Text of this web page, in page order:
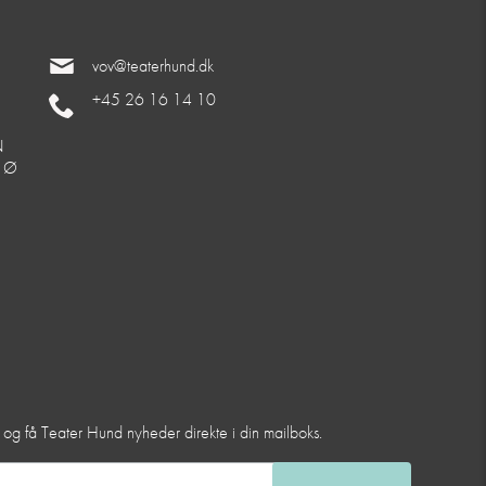
Ø
vov@teaterhund.dk
+45 26 16 14 10
få Teater Hund nyheder direkte i din mailboks.